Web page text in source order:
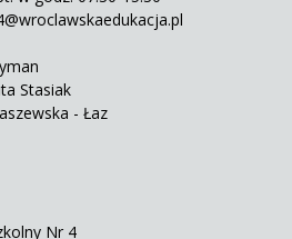
Stasiak
- Łaz
Nr 4